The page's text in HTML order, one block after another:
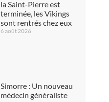
la Saint-Pierre est
terminée, les Vikings
sont rentrés chez eux
6 août 2026
Simorre : Un nouveau
médecin généraliste